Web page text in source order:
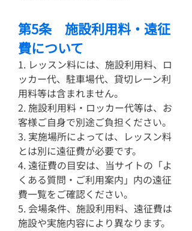
第5条 施設利用料・遠征
費について
1. レッスン料には、施設利用料、ロ
ッカー代、駐車場代、貸切レーン利
用料等は含まれません。
2. 施設利用料・ロッカー代等は、お
客様ご自身で別途ご負担ください。
3. 実施場所によっては、レッスン料
とは別に遠征費が必要です。
4. 遠征費の目安は、当サイトの「よ
くある質問・ご利用案内」内の遠征
費一覧をご確認ください。
5. 会場条件、施設利用料、遠征費は
施設や実施内容により異なります。